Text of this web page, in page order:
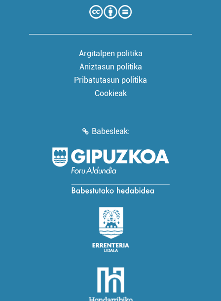
Argitalpen politika
Aniztasun politika
Pribatutasun politika
Cookieak
Babesleak: